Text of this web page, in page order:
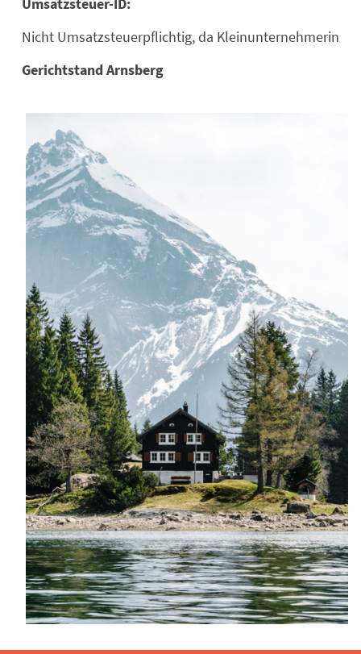
Umsatzsteuer-ID:
Nicht Umsatzsteuerpflichtig, da Kleinunternehmerin
Gerichtstand Arnsberg